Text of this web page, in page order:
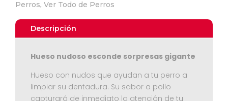
Perros,Ver Todo de Perros
Descripción
Hueso nudoso esconde sorpresas gigante
Hueso con nudos que ayudan a tu perro a
limpiar su dentadura. Su sabor a pollo
capturará de inmediato la atención de tu